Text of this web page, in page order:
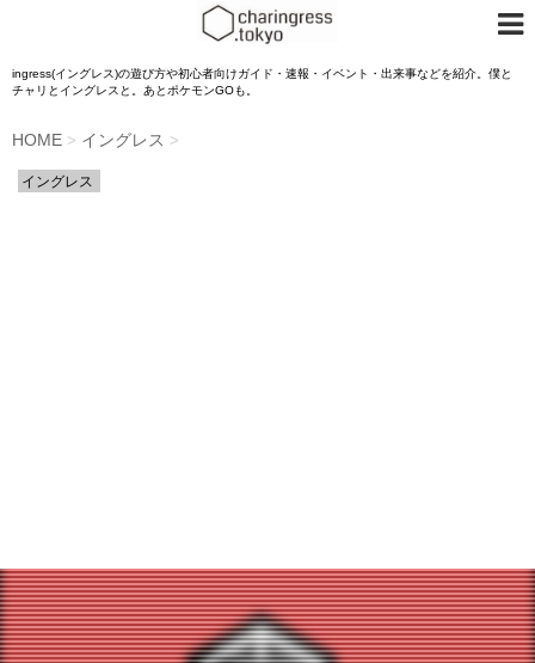
ingress(イングレス)の遊び方や初心者向けガイド・速報・イベント・出来事などを紹介。僕と
チャリとイングレスと。あとポケモンGOも。
HOME > イングレス >
イングレス